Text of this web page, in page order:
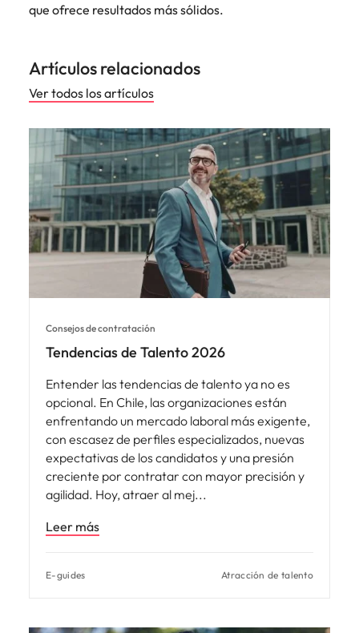
que ofrece resultados más sólidos.
Artículos relacionados
Ver todos los artículos
Consejos de contratación
Tendencias de Talento 2026
Entender las tendencias de talento ya no es
opcional. En Chile, las organizaciones están
enfrentando un mercado laboral más exigente,
con escasez de perfiles especializados, nuevas
expectativas de los candidatos y una presión
creciente por contratar con mayor precisión y
agilidad. Hoy, atraer al mej
Leer más
E-guides Atracción de talento